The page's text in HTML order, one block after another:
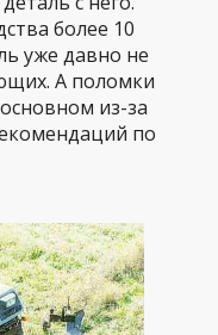
более 10
уже давно не
А поломки
из-за
по